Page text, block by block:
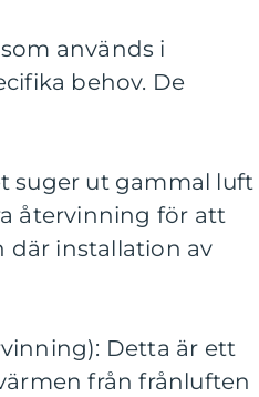
används i
behov. De
suger ut gammal luft
återvinning för att
där installation av
Detta är ett
från frånluften